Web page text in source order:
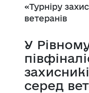
«Турніру
ветеранів
У
серед